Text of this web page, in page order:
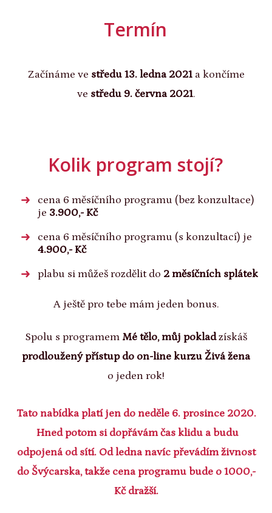
Termín
Začínáme ve středu 13. ledna 2021a končíme
ve středu 9. června 2021.
Kolik program stojí?
cena 6 měsíčního programu (bez konzultace)
je 3.900,- Kč
cena 6 měsíčního programu (s konzultací) je
4.900,- Kč
plabu si můžeš rozdělit do 2 měsíčních splátek
A ještě pro tebe mám jeden bonus.
Spolu s programem Mé tělo, můj pokladzískáš
prodloužený přístup do on-line kurzu Živá žena
o jeden rok!
Tato nabídka platí jen do neděle 6. prosince 2020.
Hned potom si dopřávám čas klidu a budu
odpojená od sítí. Od ledna navíc převádím živnost
do Švýcarska, takže cena programu bude o 1000,-
Kč dražší.